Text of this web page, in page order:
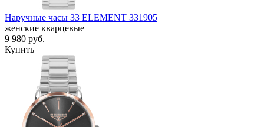
Наручные часы 33 ELEMENT 331905
женские кварцевые
9 980 руб.
Купить